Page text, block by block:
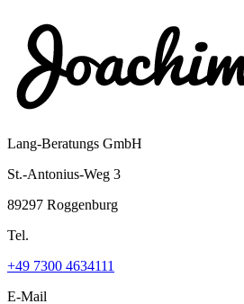
Lang-Beratungs GmbH
St.-Antonius-Weg 3
89297 Roggenburg
Tel.
+49 7300 4634111
E-Mail